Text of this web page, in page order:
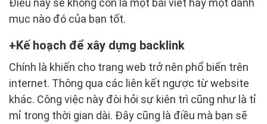
mục nào đó của bạn tốt.
Kế hoạch để xây dựng backlink
Chính là khiến cho trang web trở nên phổ biến trên
internet. Thông qua các liên kết ngược từ website
khác. Công việc này đòi hỏi sự kiên trì cũng như là tỉ
mỉ trong thời gian dài. Đây cũng là điều mà bạn sẽ